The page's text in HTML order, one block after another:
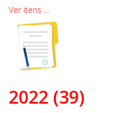
Ver itens ...
2022 (39)